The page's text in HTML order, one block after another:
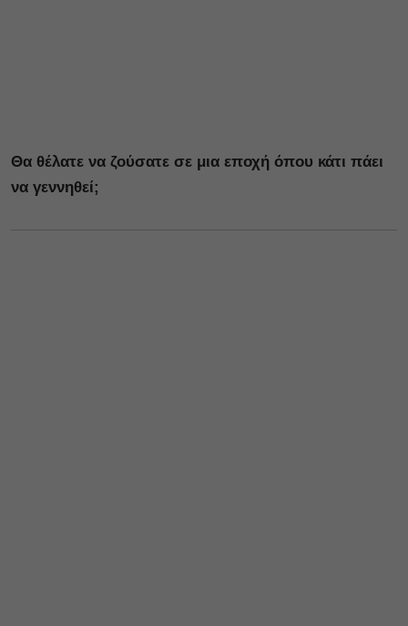
Θα θέλατε να ζούσατε σε μια εποχή όπου κάτι πάει
να γεννηθεί;